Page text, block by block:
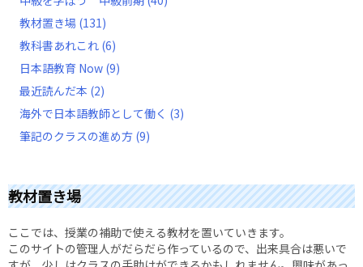
教材置き場 (131)
教科書あれこれ (6)
日本語教育 Now (9)
最近読んだ本 (2)
海外で日本語教師として働く (3)
筆記のクラスの進め方 (9)
教材置き場
ここでは、授業の補助で使える教材を置いていきます。
このサイトの管理人がだらだら作っているので、出来具合は悪いで